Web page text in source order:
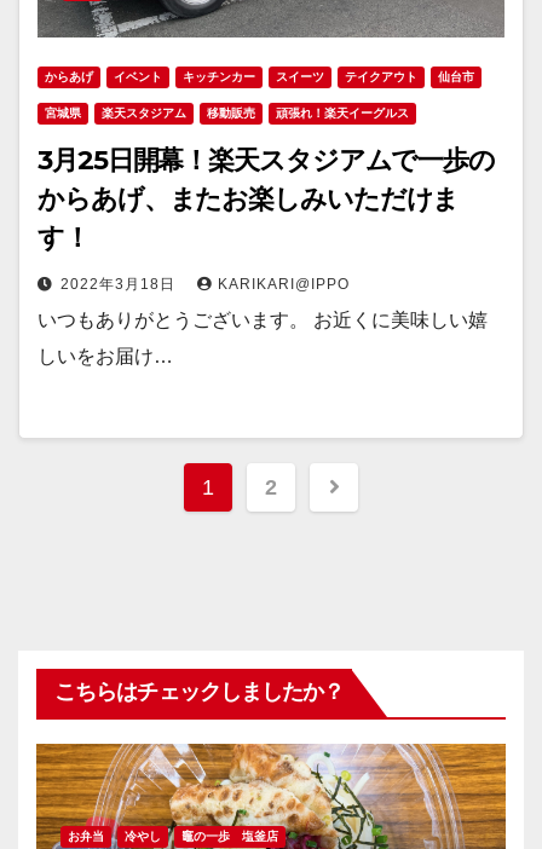
からあげ イベント キッチンカー スイーツ テイクアウト 仙台市
宮城県 楽天スタジアム 移動販売 頑張れ！楽天イーグルス
3月25日開幕！楽天スタジアムで一歩の
からあげ、またお楽しみいただけま
す！
2022年3月18日 KARIKARI@IPPO
いつもありがとうございます。 お近くに美味しい嬉
しいをお届け…
1 2
こちらはチェックしましたか？
お弁当 冷やし 竈の一歩 塩釜店